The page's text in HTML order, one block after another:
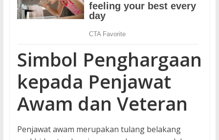
Simbol Penghargaan
kepada Penjawat
Awam dan Veteran
Penjawat awam merupakan tulang belakang